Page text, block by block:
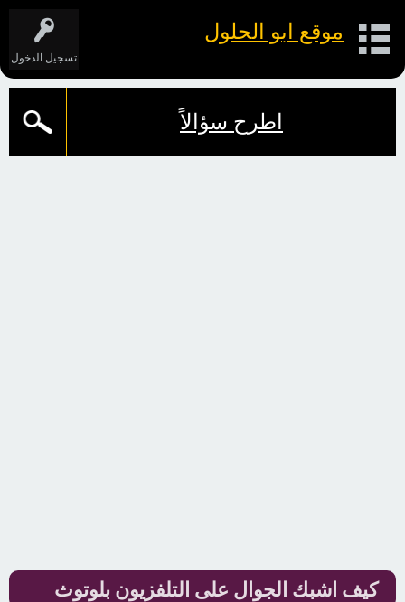
تسجيل الدخول
موقع ابو الحلول
اطرح سؤالاً
كيف اشبك الجوال على التلفزيون بلوتوث